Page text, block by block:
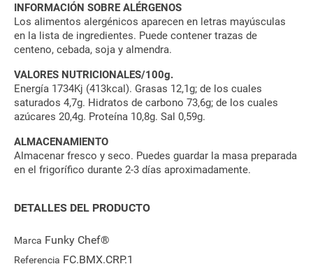
INFORMACIÓN SOBRE ALÉRGENOS
Los alimentos alergénicos aparecen en letras mayúsculas
en la lista de ingredientes. Puede contener trazas de
centeno, cebada, soja y almendra.
VALORES NUTRICIONALES/100g.
Energía 1734Kj (413kcal). Grasas 12,1g; de los cuales
saturados 4,7g. Hidratos de carbono 73,6g; de los cuales
azúcares 20,4g. Proteína 10,8g. Sal 0,59g.
ALMACENAMIENTO
Almacenar fresco y seco. Puedes guardar la masa preparada
en el frigorífico durante 2-3 días aproximadamente.
DETALLES DEL PRODUCTO
Marca Funky Chef®
Referencia FC.BMX.CRP.1